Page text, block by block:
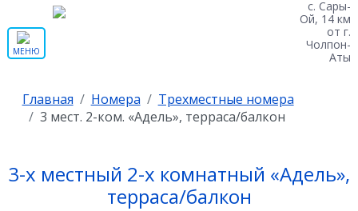
МЕНЮ
с. Сары-
Ой, 14 км
от г.
Чолпон-
Аты
Главная Номера
Трехместные номера
3 мест. 2-ком. «Адель», терраса/балкон
3-х местный 2-х комнатный «Адель»,
терраса/балкон